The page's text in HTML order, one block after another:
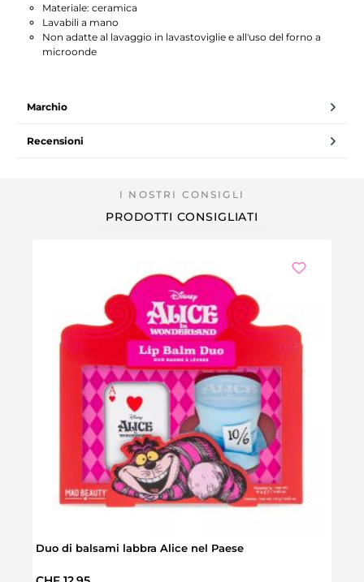
Materiale: ceramica
Lavabili a mano
Non adatte al lavaggio in lavastoviglie e all'uso del forno a
microonde
Marchio
Recensioni
PRODOTTI CONSIGLIATI
Duo di balsami labbra Alice nel Paese